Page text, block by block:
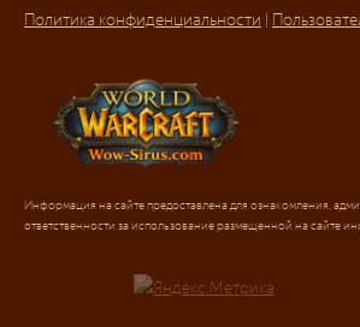
Политика конфиденциальности |
Информация на сайте предоставлена для ознакомления,
ответственности за использование размещенной на сайте